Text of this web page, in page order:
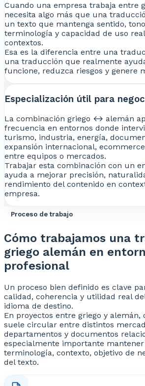
Cuando una empresa trabaja entre
necesita algo más que una
un texto que mantenga sentido,
terminología y capacidad de uso
contextos.
Esa es la diferencia entre una
una traducción que realmente
funcione, reduzca riesgos y genere
Especialización útil para
La combinación griego ↔ alemán
frecuencia en entornos donde
turismo, industria, energía,
expansión internacional,
entre equipos o mercados.
Trabajar esta combinación con un
ayuda a mejorar precisión,
rendimiento del contenido en
empresa.
Proceso de trabajo
Cómo trabajamos una
griego alemán en
profesional
Un proceso bien definido es clave
calidad, coherencia y utilidad real
idioma de destino.
En proyectos entre griego y alemán,
suele circular entre distintos
departamentos y documentos
especialmente importante
terminología, contexto, objetivo de
del texto.